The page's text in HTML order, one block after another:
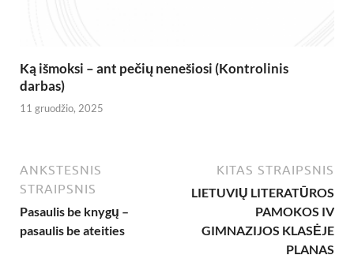
Ką išmoksi – ant pečių nenešiosi (Kontrolinis
darbas)
11 gruodžio, 2025
ANKSTESNIS
STRAIPSNIS
Pasaulis be knygų –
pasaulis be ateities
KITAS STRAIPSNIS
LIETUVIŲ LITERATŪROS
PAMOKOS IV
GIMNAZIJOS KLASĖJE
PLANAS